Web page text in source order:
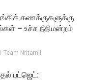
கணக்குகளுக்கு
– உச்ச நீதிமன்றம்
Team Nritamil
பட்ஜெட்: